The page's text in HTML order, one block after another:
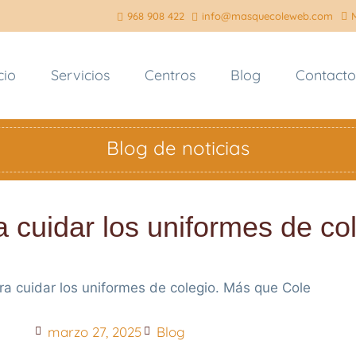
968 908 422 info@masquecoleweb.com
Servicios Centros Blog Contacto
Blog de noticias
cuidar los uniformes de
marzo 27, 2025 Blog